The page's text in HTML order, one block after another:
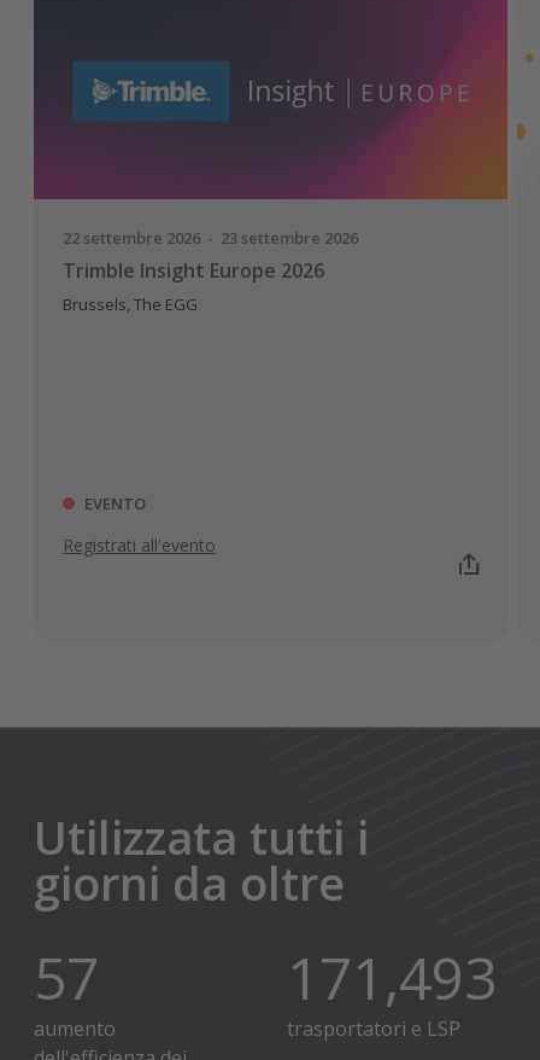
22 settembre 2026 - 23 settembre 2026
Trimble Insight Europe 2026
Brussels, The EGG
EVENTO
Registrati all'evento
Utilizzata tutti i
giorni da oltre
70
aumento
210,000